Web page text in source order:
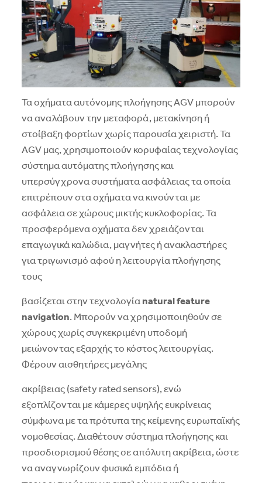
Τα οχήματα αυτόνομης πλοήγησης AGV μπορούν
να αναλάβουν την μεταφορά, μετακίνηση ή
στοίβαξη φορτίων χωρίς παρουσία χειριστή. Τα
AGV μας, χρησιμοποιούν κορυφαίας τεχνολογίας
σύστημα αυτόματης πλοήγησης και
υπερσύγχρονα συστήματα ασφάλειας τα οποία
επιτρέπουν στα οχήματα να κινούνται με
ασφάλεια σε χώρους μικτής κυκλοφορίας. Τα
προσφερόμενα οχήματα δεν χρειάζονται
επαγωγικά καλώδια, μαγνήτες ή ανακλαστήρες
για τριγωνισμό αφού η λειτουργία πλοήγησης
τους
βασίζεται στην τεχνολογία natural feature
navigation. Μπορούν να χρησιμοποιηθούν σε
χώρους χωρίς συγκεκριμένη υποδομή
μειώνοντας εξαρχής το κόστος λειτουργίας.
Φέρουν αισθητήρες μεγάλης
ακρίβειας (safety rated sensors), ενώ
εξοπλίζονται με κάμερες υψηλής ευκρίνειας
σύμφωνα με τα πρότυπα της κείμενης ευρωπαϊκής
νομοθεσίας. Διαθέτουν σύστημα πλοήγησης και
προσδιορισμού θέσης σε απόλυτη ακρίβεια, ώστε
να αναγνωρίζουν φυσικά εμπόδια ή